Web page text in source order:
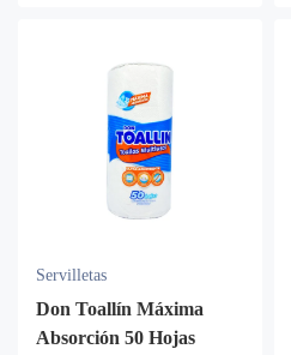
Servilletas
Don Toallín Máxima
Absorción 50 Hojas